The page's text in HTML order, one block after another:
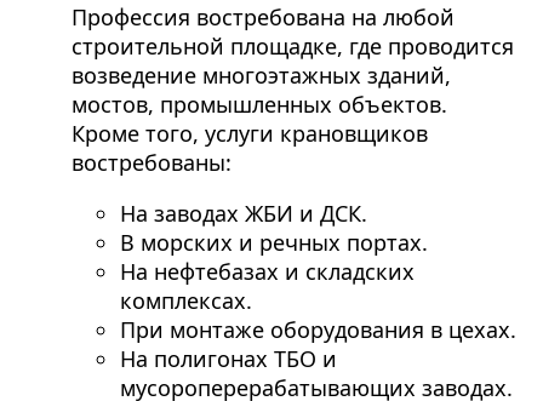
Профессия востребована на любой
строительной площадке, где проводится
возведение многоэтажных зданий,
мостов, промышленных объектов.
Кроме того, услуги крановщиков
востребованы:
На заводах ЖБИ и ДСК.
В морских и речных портах.
На нефтебазах и складских
комплексах.
При монтаже оборудования в цехах.
На полигонах ТБО и
мусороперерабатывающих заводах.